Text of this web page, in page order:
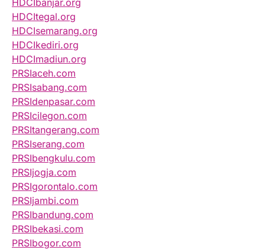
HDCIbanjar.org
HDCItegal.org
HDCIsemarang.org
HDCIkediri.org
HDCImadiun.org
PRSIaceh.com
PRSIsabang.com
PRSIdenpasar.com
PRSIcilegon.com
PRSItangerang.com
PRSIserang.com
PRSIbengkulu.com
PRSIjogja.com
PRSIgorontalo.com
PRSIjambi.com
PRSIbandung.com
PRSIbekasi.com
PRSIbogor.com